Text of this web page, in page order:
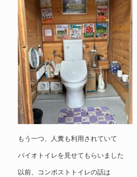
もう一つ、人糞も利用されていて
バイオトイレを見せてもらいました
以前、コンポストトイレの話は